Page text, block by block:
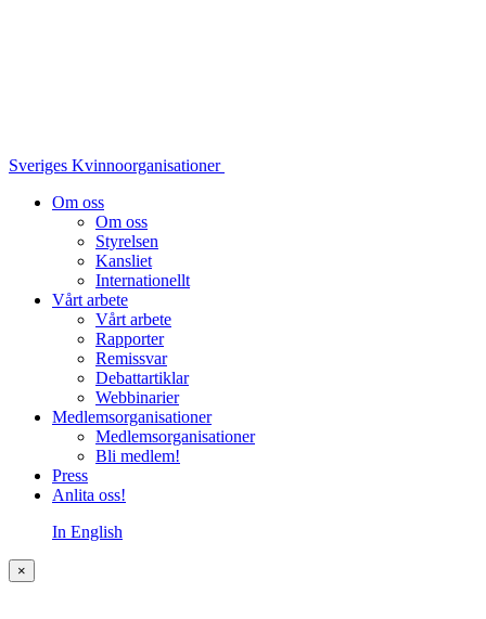
Sveriges Kvinnoorganisationer
Om oss
Om oss
Styrelsen
Kansliet
Internationellt
Vårt arbete
Vårt arbete
Rapporter
Remissvar
Debattartiklar
Webbinarier
Medlemsorganisationer
Medlemsorganisationer
Bli medlem!
Press
Anlita oss!
In English
×